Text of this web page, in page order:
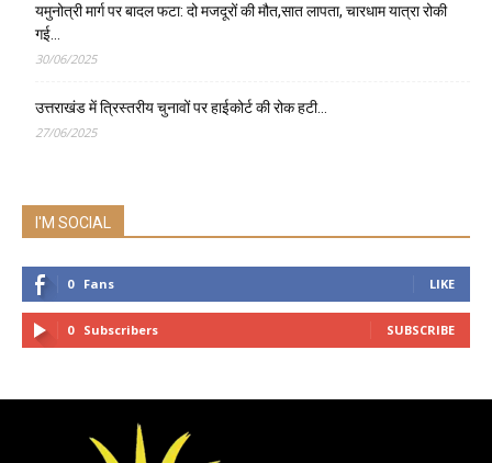
यमुनोत्री मार्ग पर बादल फटा: दो मजदूरों की मौत,सात लापता, चारधाम यात्रा रोकी
गई…
30/06/2025
उत्तराखंड में त्रिस्तरीय चुनावों पर हाईकोर्ट की रोक हटी…
27/06/2025
I'M SOCIAL
0 Fans LIKE
0 Subscribers SUBSCRIBE